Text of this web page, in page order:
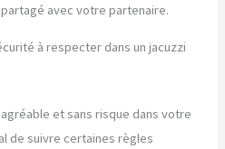
avec votre partenaire.
à respecter dans un jacuzzi
et sans risque dans votre
de suivre certaines règles